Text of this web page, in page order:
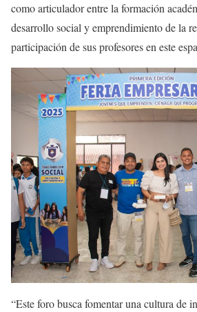
como articulador entre la formación
desarrollo social y emprendimiento de la
participación de sus profesores en este
“Este foro busca fomentar una cultura de